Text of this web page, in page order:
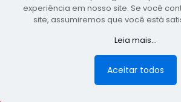
Copyright 2021-2026 - Assessoria de
Prefeitura de São Bento do
publicidadeLumusWeb -
experiência em nosso site. Se você
site, assumiremos que você está
Leia mais...
Aceitar todos